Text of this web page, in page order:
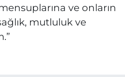
ve onların
mutluluk ve